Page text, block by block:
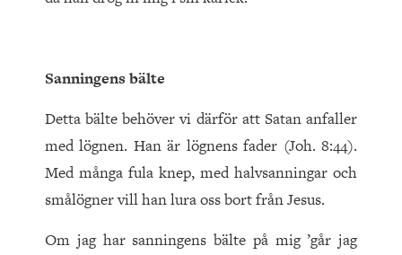
Sanningens bälte
Detta bälte behöver vi därför att Satan anfaller
med lögnen. Han är lögnens fader (Joh. 8:44).
Med många fula knep, med halvsanningar och
smålögner vill han lura oss bort från Jesus.
Om jag har sanningens bälte på mig ’går jag